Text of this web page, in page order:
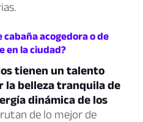
cabaña acogedora o de
en la ciudad?
tienen un talento
la belleza tranquila de
dinámica de los
de lo mejor de